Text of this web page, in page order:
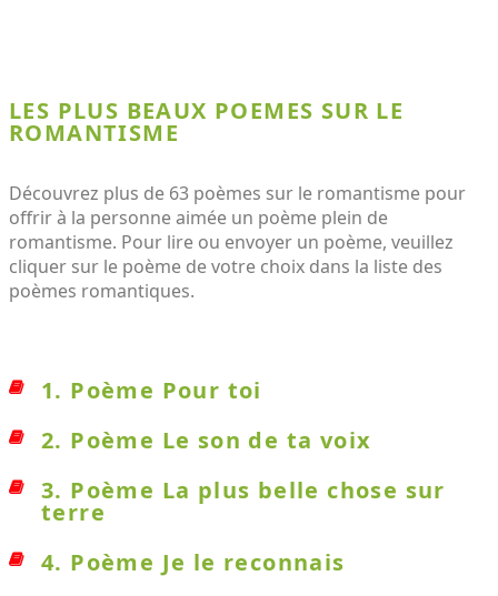
LES PLUS BEAUX POEMES SUR LE
ROMANTISME
Découvrez plus de 63 poèmes sur le romantisme pour
offrir à la personne aimée un poème plein de
romantisme. Pour lire ou envoyer un poème, veuillez
cliquer sur le poème de votre choix dans la liste des
poèmes romantiques.
1. Poème Pour toi
2. Poème Le son de ta voix
3. Poème La plus belle chose sur
terre
4. Poème Je le reconnais